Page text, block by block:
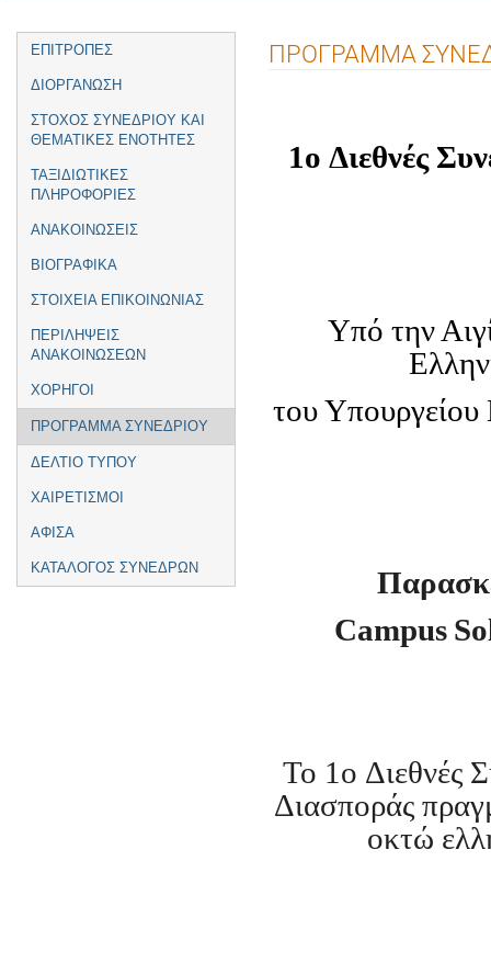
Event
menu
ΕΠΙΤΡΟΠΕΣ
ΔΙΟΡΓΑΝΩΣΗ
ΣΤΟΧΟΣ ΣΥΝΕΔΡΙΟΥ ΚΑΙ
ΘΕΜΑΤΙΚΕΣ ΕΝΟΤΗΤΕΣ
ΤΑΞΙΔΙΩΤΙΚΕΣ
ΠΛΗΡΟΦΟΡΙΕΣ
ΑΝΑΚΟΙΝΩΣΕΙΣ
ΒΙΟΓΡΑΦΙΚΑ
ΣΤΟΙΧΕΙΑ ΕΠΙΚΟΙΝΩΝΙΑΣ
ΠΕΡΙΛΗΨΕΙΣ
ΑΝΑΚΟΙΝΩΣΕΩΝ
ΧΟΡΗΓΟΙ
ΠΡΟΓΡΑΜΜΑ ΣΥΝΕΔΡΙΟΥ
ΔΕΛΤΙΟ ΤΥΠΟΥ
ΧΑΙΡΕΤΙΣΜΟΙ
ΑΦΙΣΑ
ΚΑΤΑΛΟΓΟΣ ΣΥΝΕΔΡΩΝ
ΠΡΟΓΡΑΜΜΑ
1o Διεθνές
Υπό την
του Υπουργείου
Campus
Το 1 o Διεθνές
Διασποράς
οκτώ